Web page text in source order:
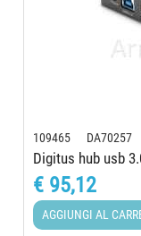
109465 DA70257
Digitus hub usb
€ 95,12
AGGIUNGI AL